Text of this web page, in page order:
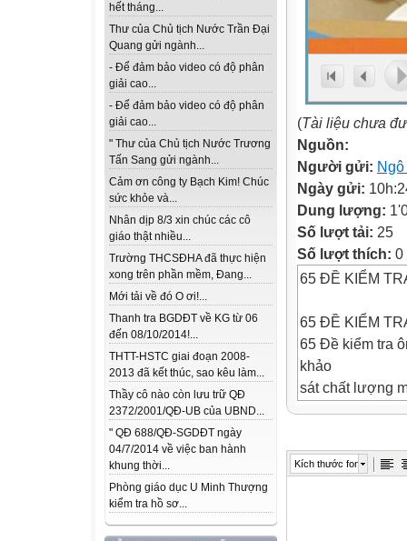
hết tháng...
Thư của Chủ tịch Nước Trần Đại
Quang gửi ngành...
- Để đảm bảo video có độ phân
giải cao...
- Để đảm bảo video có độ phân
giải cao...
" Thư của Chủ tịch Nước Trương
Tấn Sang gửi ngành...
Cảm ơn công ty Bạch Kim! Chúc
sức khỏe và...
Nhân dịp 8/3 xin chúc các cô
giáo thật nhiều...
Trường THCSĐHA đã thực hiện
xong trên phần mềm, Đang...
Mới tải về đó O ơi!...
Thanh tra BGDĐT về KG từ 06
đến 08/10/2014!...
THTT-HSTC giai đoạn 2008-
2013 đã kết thúc, sao kêu làm...
Thầy cô nào còn lưu trữ QĐ
2372/2001/QĐ-UB của UBND...
" QĐ 688/QĐ-SGDĐT ngày
04/7/2014 về việc ban hành
khung thời...
Phòng giáo dục U Minh Thượng
kiểm tra hồ sơ...
(Tài liệu chưa
Nguồn:
Người gửi:
Ngày gửi:
Dung lượng:
Số lượt tải: 25
Số lượt thích: 0
65 ĐỀ KIỂM
65 ĐỀ KIỂM
65 Đề kiểm tra
khảo
sát chất lượng
kiến
thức vừa tiếp
Kích thước font